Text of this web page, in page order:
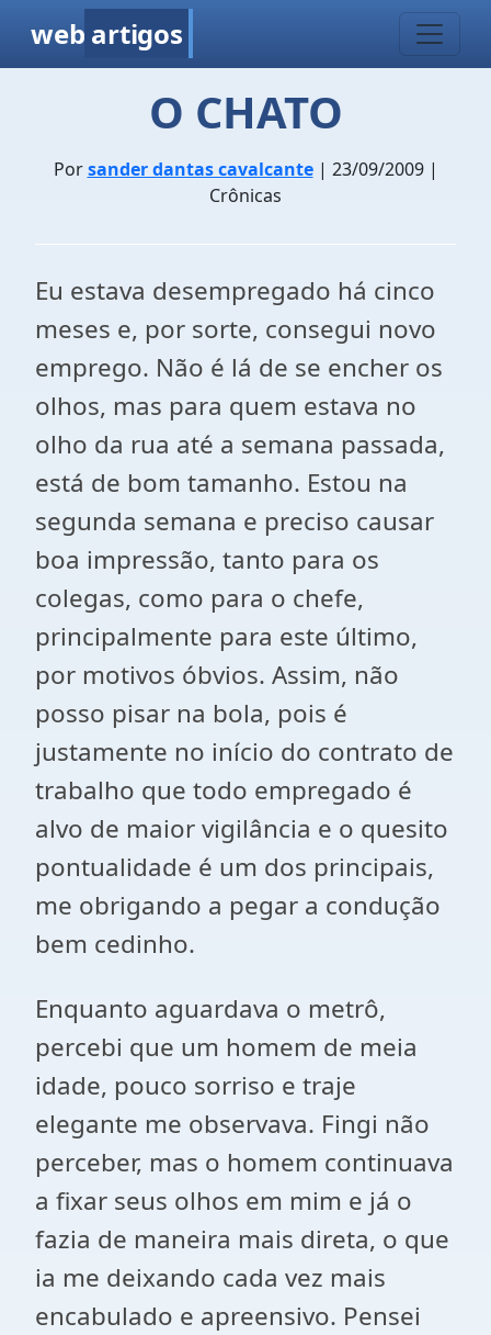
web artigos
O CHATO
Porsander dantas cavalcante| 23/09/2009 |
Crônicas
Eu estava desempregado há cinco
meses e, por sorte, consegui novo
emprego. Não é lá de se encher os
olhos, mas para quem estava no
olho da rua até a semana passada,
está de bom tamanho. Estou na
segunda semana e preciso causar
boa impressão, tanto para os
colegas, como para o chefe,
principalmente para este último,
por motivos óbvios. Assim, não
posso pisar na bola, pois é
justamente no início do contrato de
trabalho que todo empregado é
alvo de maior vigilância e o quesito
pontualidade é um dos principais,
me obrigando a pegar a condução
bem cedinho.
Enquanto aguardava o metrô,
percebi que um homem de meia
idade, pouco sorriso e traje
elegante me observava. Fingi não
perceber, mas o homem continuava
a fixar seus olhos em mim e já o
fazia de maneira mais direta, o que
ia me deixando cada vez mais
encabulado e apreensivo. Pensei